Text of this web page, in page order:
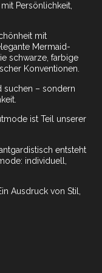
Persönlichkeit,
mit
Mermaid-
schwarze, farbige
Konventionen.
suchen – sondern
ist Teil unserer
entsteht
individuell,
Ausdruck von Stil,